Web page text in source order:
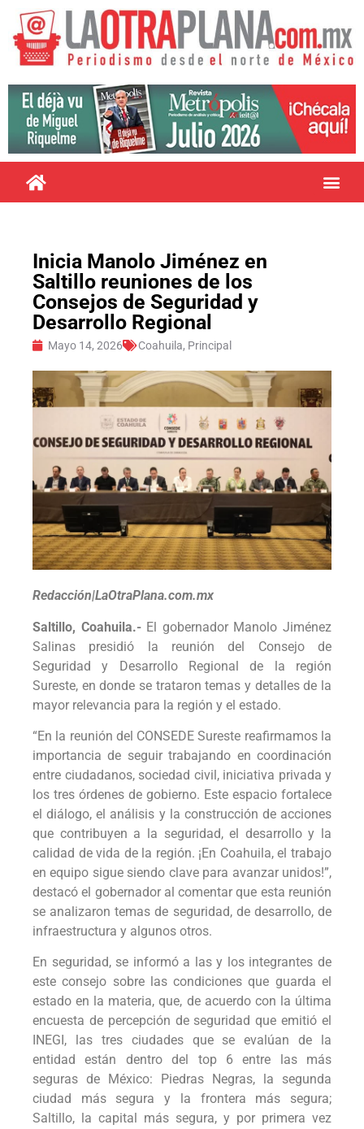
Inicia Manolo Jiménez en
Saltillo reuniones de los
Consejos de Seguridad y
Desarrollo Regional
Mayo 14, 2026 Coahuila, Principal
Redacción|LaOtraPlana.com.mx
Saltillo, Coahuila.- El gobernador Manolo Jiménez
Salinas presidió la reunión del Consejo de
Seguridad y Desarrollo Regional de la región
Sureste, en donde se trataron temas y detalles de la
mayor relevancia para la región y el estado.
“En la reunión del CONSEDE Sureste reafirmamos la
importancia de seguir trabajando en coordinación
entre ciudadanos, sociedad civil, iniciativa privada y
los tres órdenes de gobierno. Este espacio fortalece
el diálogo, el análisis y la construcción de acciones
que contribuyen a la seguridad, el desarrollo y la
calidad de vida de la región. ¡En Coahuila, el trabajo
en equipo sigue siendo clave para avanzar unidos!”,
destacó el gobernador al comentar que esta reunión
se analizaron temas de seguridad, de desarrollo, de
infraestructura y algunos otros.
En seguridad, se informó a las y los integrantes de
este consejo sobre las condiciones que guarda el
estado en la materia, que, de acuerdo con la última
encuesta de percepción de seguridad que emitió el
INEGI, las tres ciudades que se evalúan de la
entidad están dentro del top 6 entre las más
seguras de México: Piedras Negras, la segunda
ciudad más segura y la frontera más segura;
Saltillo, la capital más segura, y por primera vez